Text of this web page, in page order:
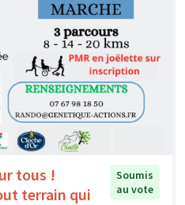
tous !
terrain qui
Soumis
au vote